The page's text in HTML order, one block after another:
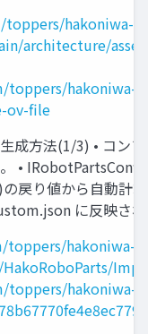
hakoniwa-
architecture/
hakoniwa-
ov-file
成⽅法(1/3) • コン
•
戻り値から⾃動計
に反映され
hakoniwa-
HakoRoboParts/
hakoniwa-